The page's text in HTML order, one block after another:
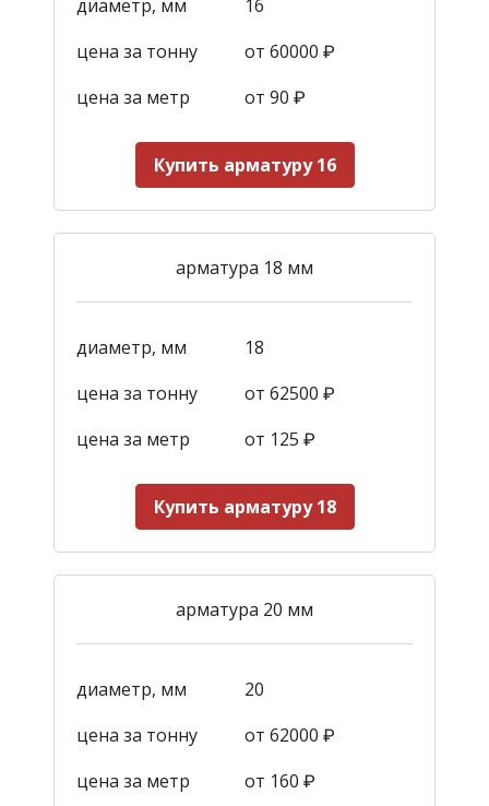
диаметр, мм
16
цена за тонну
от 60000 ₽
цена за метр
от 90 ₽
Купить арматуру 16
арматура 18 мм
диаметр, мм
18
цена за тонну
от 62500 ₽
цена за метр
от 125 ₽
Купить арматуру 18
арматура 20 мм
диаметр, мм
20
цена за тонну
от 62000 ₽
цена за метр
от 160 ₽